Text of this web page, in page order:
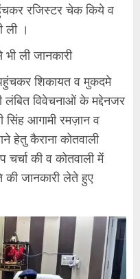
रजिस्टर चेक किये व
ली ।
भी ली जानकारी
शिकायत व मुकदमे
विवेचनाओं के मद्देनजर
सिंह आगामी रमज़ान व
हेतु कैराना कोतवाली
चर्चा की व कोतवाली में
की जानकारी लेते हुए